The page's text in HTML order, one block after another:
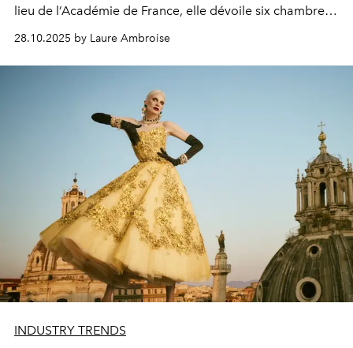
lieu de l’Académie de France, elle dévoile six chambres
contemporaine.
raconte ce dialogue entrehistoire et modernité.
28.10.2025 by Laure Ambroise
INDUSTRY TRENDS